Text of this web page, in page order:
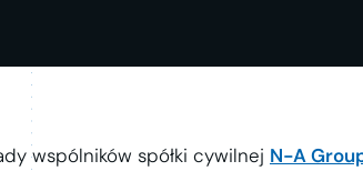
wspólników spółki cywilnej N-A